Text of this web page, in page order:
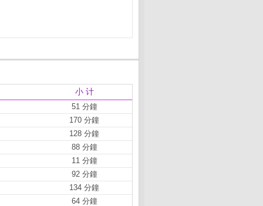
小 计
51 分鐘
170 分鐘
128 分鐘
88 分鐘
11 分鐘
92 分鐘
134 分鐘
64 分鐘